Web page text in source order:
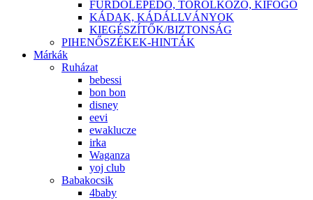
FÜRDŐLEPEDŐ, TÖRÖLKÖZŐ, KIFOGÓ
KÁDAK, KÁDÁLLVÁNYOK
KIEGÉSZÍTŐK/BIZTONSÁG
PIHENŐSZÉKEK-HINTÁK
Márkák
Ruházat
bebessi
bon bon
disney
eevi
ewaklucze
irka
Waganza
yoj club
Babakocsik
4baby